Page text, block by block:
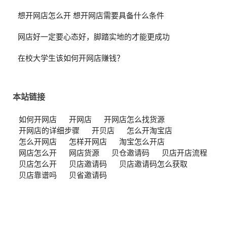
想开网店怎么开 想开网店需要具备什么条件
网店好一定要心态好，脚踏实地的才能更成功
在校大学生该如何开网店赚钱？
本站链接
如何开网店 开网店
开网店怎么找货源
开网店的详细步骤
开贝店
怎么开淘宝店
怎么开网店
怎样开网店
淘宝怎么开店
网店怎么开
网店货源 贝仓邀请码
贝店开店流程
贝店怎么开
贝店邀请码
贝店邀请码怎么获取
贝店靠谱吗
贝省邀请码